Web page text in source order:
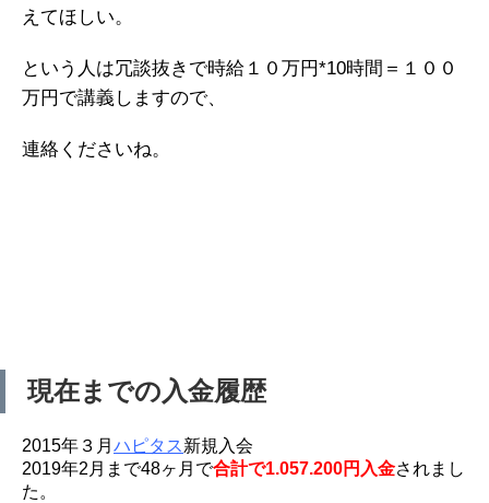
えてほしい。
という人は冗談抜きで時給１０万円*10時間＝１００
万円で講義しますので、
連絡くださいね。
現在までの入金履歴
2015年３月 ハピタス新規入会
2019年2月まで48ヶ月で合計で1.057.200円入金されまし
た。